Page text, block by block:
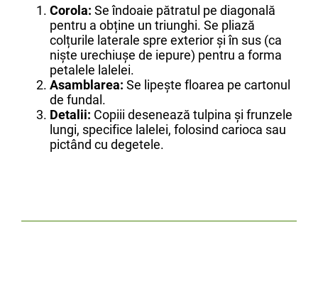
Corola: Se îndoaie pătratul pe diagonală
pentru a obține un triunghi. Se pliază
colțurile laterale spre exterior și în sus (ca
niște urechiușe de iepure) pentru a forma
petalele lalelei.
Asamblarea: Se lipește floarea pe cartonul
de fundal.
Detalii: Copiii desenează tulpina și frunzele
lungi, specifice lalelei, folosind carioca sau
pictând cu degetele.